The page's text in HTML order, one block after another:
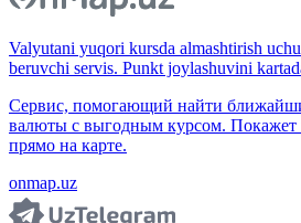
Valyutani yuqori kursda almashtirish
beruvchi servis. Punkt joylashuvini
Сервис, помогающий найти
валюты с выгодным курсом. Покажет
прямо на карте.
onmap.uz